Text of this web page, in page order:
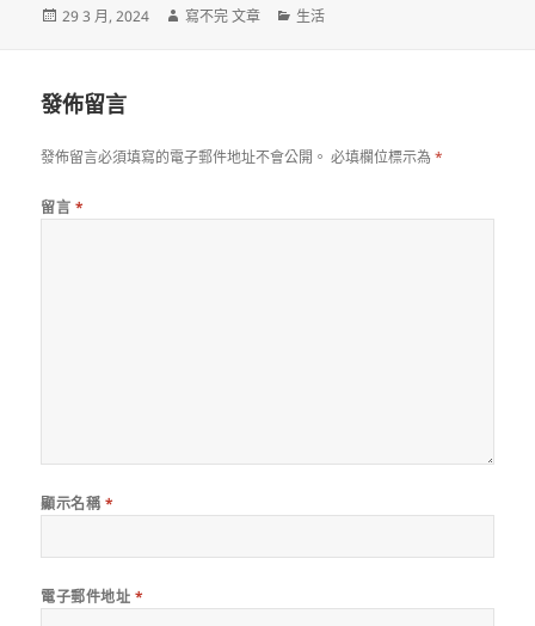
發
29 3 月, 2024
作
寫不完 文章
分
生活
發佈留言
發佈留言必須填寫的電子郵件地址不會公開。 必填欄位標示為*
留言 *
顯示名稱 *
電子郵件地址 *